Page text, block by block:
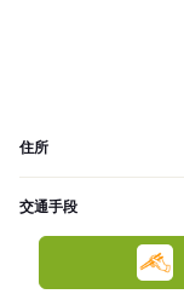
住所
交通手段